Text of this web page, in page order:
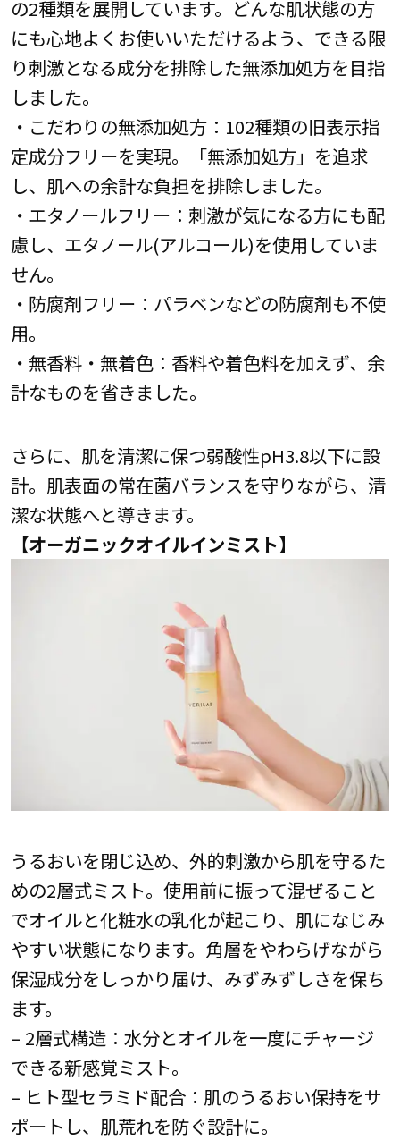
の2種類を展開しています。どんな肌状態の方
にも心地よくお使いいただけるよう、できる限
り刺激となる成分を排除した無添加処方を目指
しました。
・こだわりの無添加処方：102種類の旧表示指
定成分フリーを実現。「無添加処方」を追求
し、肌への余計な負担を排除しました。
・エタノールフリー：刺激が気になる方にも配
慮し、エタノール(アルコール)を使用していま
せん。
・防腐剤フリー：パラベンなどの防腐剤も不使
用。
・無香料・無着色：香料や着色料を加えず、余
計なものを省きました。
さらに、肌を清潔に保つ弱酸性pH3.8以下に設
計。肌表面の常在菌バランスを守りながら、清
潔な状態へと導きます。
【オーガニックオイルインミスト】
うるおいを閉じ込め、外的刺激から肌を守るた
めの2層式ミスト。使用前に振って混ぜること
でオイルと化粧水の乳化が起こり、肌になじみ
やすい状態になります。角層をやわらげながら
保湿成分をしっかり届け、みずみずしさを保ち
ます。
– 2層式構造：水分とオイルを一度にチャージ
できる新感覚ミスト。
– ヒト型セラミド配合：肌のうるおい保持をサ
ポートし、肌荒れを防ぐ設計に。